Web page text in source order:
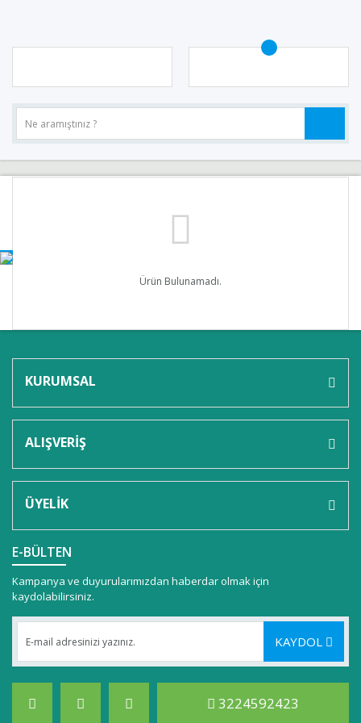
Ürün Bulunamadı.
KURUMSAL
ALIŞVERİŞ
ÜYELİK
E-BÜLTEN
Kampanya ve duyurularımızdan haberdar olmak için
kaydolabilirsiniz.
KAYDOL
3224592423